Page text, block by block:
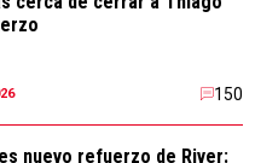
150
nuevo refuerzo de River: